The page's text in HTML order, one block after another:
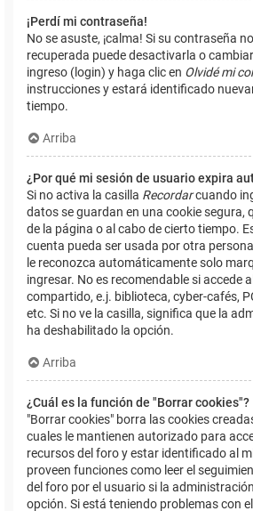
¡Perdí mi contraseña!
No se asuste, ¡calma! Si su contraseña
recuperada puede desactivarla o
ingreso (login) y haga clic en Olvidé mi
instrucciones y estará identificado
tiempo.
Arriba
¿Por qué mi sesión de usuario expira
Si no activa la casilla Recordarcuando
datos se guardan en una cookie segura,
de la página o al cabo de cierto tiempo.
cuenta pueda ser usada por otra
le reconozca automáticamente solo
ingresar. No es recomendable si accede
compartido, e.j. biblioteca, cyber-cafés,
etc. Si no ve la casilla, significa que la
ha deshabilitado la opción.
Arriba
¿Cuál es la función de "Borrar cookies"?
"Borrar cookies" borra las cookies
cuales le mantienen autorizado para
recursos del foro y estar identificado al
proveen funciones como leer el
del foro por el usuario si la
opción. Si está teniendo problemas con